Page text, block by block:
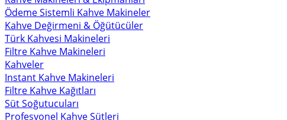
Ödeme Sistemli Kahve Makineler
Kahve Değirmeni & Öğütücüler
Türk Kahvesi Makineleri
Filtre Kahve Makineleri
Kahveler
Instant Kahve Makineleri
Filtre Kahve Kağıtları
Süt Soğutucuları
Profesyonel Kahve Sütleri